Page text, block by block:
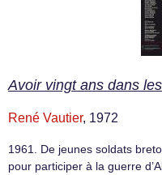
Avoir vingt ans dans
René Vautier, 1972
1961. De jeunes soldats
pour participer à la guerre